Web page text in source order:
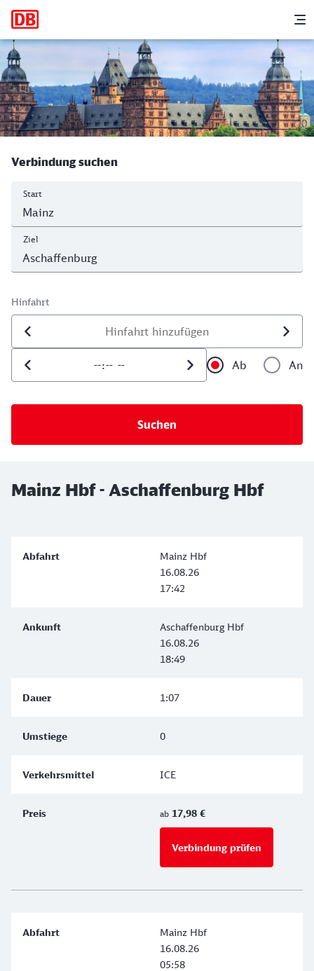
Hauptnavigation
Mainz Hbf - Aschaffenburg Hbf
Verbindung suchen
Start
Ziel
Hinfahrt
Datum der Hinfahrt
Uhrzeit der Hinfahrt
Ab
An
Mainz Hbf - Aschaffenburg Hbf
Mainz Hbf
16.08.26
17:42
Aschaffenburg Hbf
16.08.26
18:49
1:07
0
ICE
ab 17,98 €
Verbindung prüfen
Mainz Hbf
16.08.26
05:58